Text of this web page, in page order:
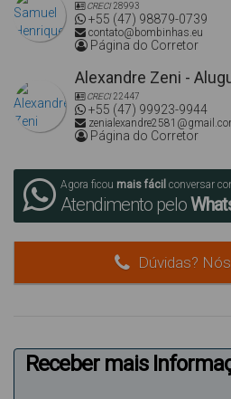
CRECI28993
+55 (47) 98879-0739
contato@bombinhas.eu
Página do Corretor
Alexandre Zeni -
CRECI22447
+55 (47) 99923-9944
Página do Corretor
Agora ficou mais fácil conversar
Atendimento pelo
Dúvidas?
Receber mais